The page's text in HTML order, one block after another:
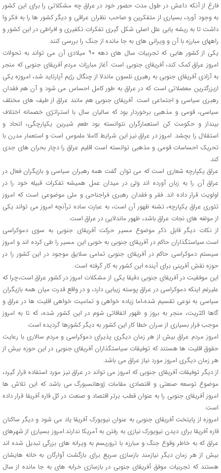
فارغ از آنکه داعش در طول مدت حضور خود در عراق چه مشکلاتی را برای این کشور
به وجود آورد، بسیاری از متفکرین و صاحب نظران عراقی و دیگر کشور ها را به فکر وا
داشت تا به ریشه یابی علل اصلی شکل گیری تفکرات تکفیری و افراطی در این کشور و
راههای مبارزه با آن و ویرانی های به جا مانده از جنگ را بررسی کنند.
یکی از کشور هایی که تجربیات سال های دهه ۹۰ میلادی آن می تواند به تحولات
امروز عراق کمک کند، آفریقای جنوبی است. آغاز مبارزات مردم آفریقای جنوبی که منجر
به آزادی آفریقای جنوبی به رهبری نلسون ماندلا از چنگال رژیم آپارتاید شد، امروزه یکی
ازبزرگترین معضلاتی است که در عراق به طور کامل احساس می شود و آن هم فقدان
رهبری سیاسی و اجتماعی است. آفریقای جنوبی هم مانند عراق از طیف های مختلف
سیاسی، قومی و مذهبی برخوردار بود که سالیان سال با استراتژی خصمانه اختلاف
بینداز و حکومت کن استعمارگران نتوانسته بود طعم شیرین یکپارچگی، اتحاد و
استقلال را بچشد. امروز در عراق نیز این شرایط کاملا ملموس است و استعمار مدرن با
تحریک احساسات قومی و مذهبی توانسته است اقلیم عراق را دچار بحران های جدی
کند.
عراق یکپارچه شعاری است که می توان گفت همه رهبران سیاسی و بازیگران فعال در
عراق آن را به زبان آورده اند ولی در میدان عمل همیشه تفکرات قبیله خود را در
اولویت قرار داده اند. فقر و فقدان رهبری فراجناحی و ملی موضوعی است که امروز
تئوری عراق یکپارچه، تشنه ظهور آن است، به عبارت ساده ترآنچه امروز می تواند یکی
از مولفه های نجات عراق باشد، ظهور ماندلایی در عراق است.
از نکات دیگر قابل ذکر موضوع مسیر حرکت آفریقای جنوبی به سوی دموکراسی
است.سیاستگذاران حاکم در آفریقای جنوبی به خوبی این مسیر را طی کرده اند و امروز
سیستم دموکراسی حاکم در آفریقای جنوبی تمامی سلایق موجود در این کشور را در
حوزه نقش آفرینی برای آینده این کشور به کار گرفته است.
این موفقیت در آفریقای جنوبی دقیقا یکی از مشکلات امروز در کشور عراق است،چرا که
علیرغم اینکه دموکراسی در عراق پوسته زیبایی دارد، و در واقع قدرت میان همه بازیگران
سیاسی به نوعی تقسیم شده،اما زیاده خواهی و تمامیت خواهی اقلیت ها در عراق و
گاها اکثریت، منجر به بروز و ظهور اتفاقاتی شوم در این کشور شده، که تا به امروز
موجب فرار بسیاری از سران خطا کار این کشور به دیگر کشورها گردیده است.
امروز مردم عراق بیش از هر زمان دیگری پذیرای دموکراسی و مردم سالاری با رعایت
حقوق اقلیت ها هستند که توفیقات سیاستگذاران آفریقای جنوبی در این حوزه بیش از
هر زمان دیگری امروز مورد نیاز عراق می باشد.
از دیگر توفیقات آفریقای جنوبی که امروز می تواند در عراق نیز مورد استفاده قرار گیرد،
موضوع توسعه صنعتی و اقتصادی مقامات ژوهانسبورگ می باشد که این تلاش ها
امروز آفریقای جنوبی را به عنوان قطب برتر اقتصاد و صنعت در کل قاره آفریقا قرار داده
است.
امروزه از پایتخت آفریقای جنوبی به عنوان نیویورک آفریقا یاد می شود و دیگر ساکنان
قاره آفریقا برای دیدن نیویورک نیازی به رفتن به آمریکا ندارند.امروز بسیاری از شهرهای
عراق که به خاطر وقوع جنگ و مبارزه با تروریسم به ویرانه های بزرگی تبدیل شده اند
بیش از هر زمان دیگر نیازمند بازسازی سریع برای بازگشت آوارگان به خانه هایشان
هستند که تجربیات موفق آفریقای جنوبی در بازسازی خرابه های به جا مانده از سال